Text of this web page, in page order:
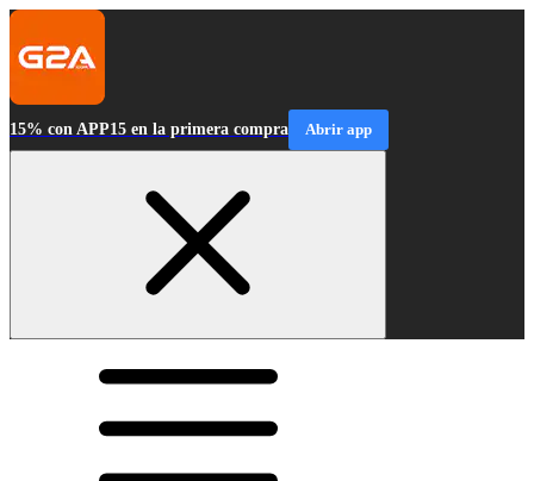
15% con APP15 en la primera compra Abrir app